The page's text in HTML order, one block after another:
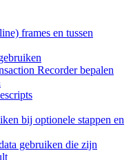
frames en tussen
Recorder bepalen
bij optionele stappen en
gebruiken die zijn